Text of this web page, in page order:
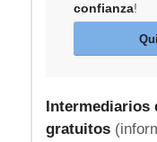
confianza!
Intermediarios
gratuitos